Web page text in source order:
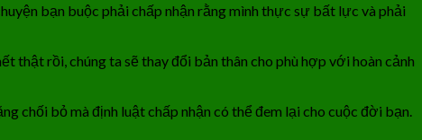
bạn buộc phải chấp nhận rằng mình thực sự bất lực và phải
thật rồi, chúng ta sẽ thay đổi bản thân cho phù hợp với hoàn cảnh
chối bỏ mà định luật chấp nhận có thể đem lại cho cuộc đời bạn.